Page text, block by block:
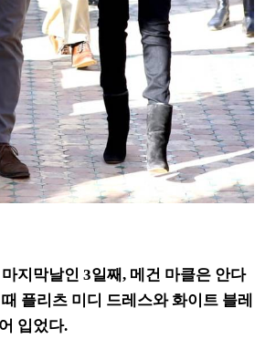
지막날인 3일째, 메건 마클은 안다
플리츠 미디 드레스와 화이트 블레
입었다.